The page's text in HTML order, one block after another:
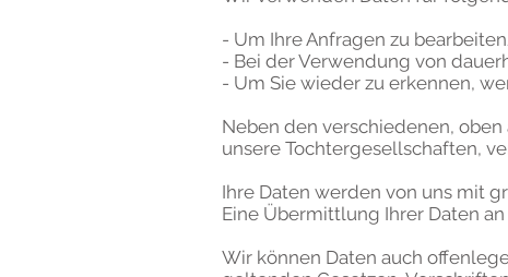
- Um Ihre Anfragen zu
- Bei der Verwendung von
- Um Sie wieder zu erkennen,
Neben den verschiedenen,
unsere Tochtergesellschaften,
Ihre Daten werden von uns mit
Eine Übermittlung Ihrer Daten
Wir können Daten auch